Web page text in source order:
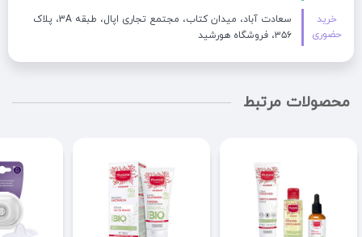
خرید
حضوری
سعادت آباد، میدان کتاب، مجتمع تجاری اپال، طبقه 3A، پلاک
۳۵۶، فروشگاه هورشید
محصولات مرتبط